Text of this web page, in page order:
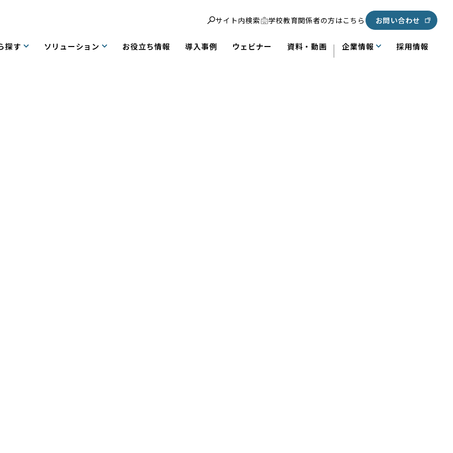
サイト内検索 学校教育関係者の方はこちら お問い合わせ
探す ソリューション お役立ち情報 導入事例 ウェビナー 資料・動画 企業情報 採用情報